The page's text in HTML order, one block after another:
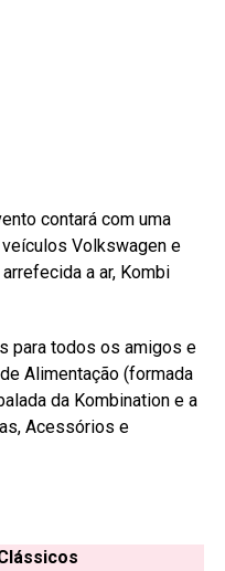
contará com uma
Volkswagen e
a ar, Kombi
para todos os amigos e
Alimentação (formada
da Kombination e a
Acessórios e